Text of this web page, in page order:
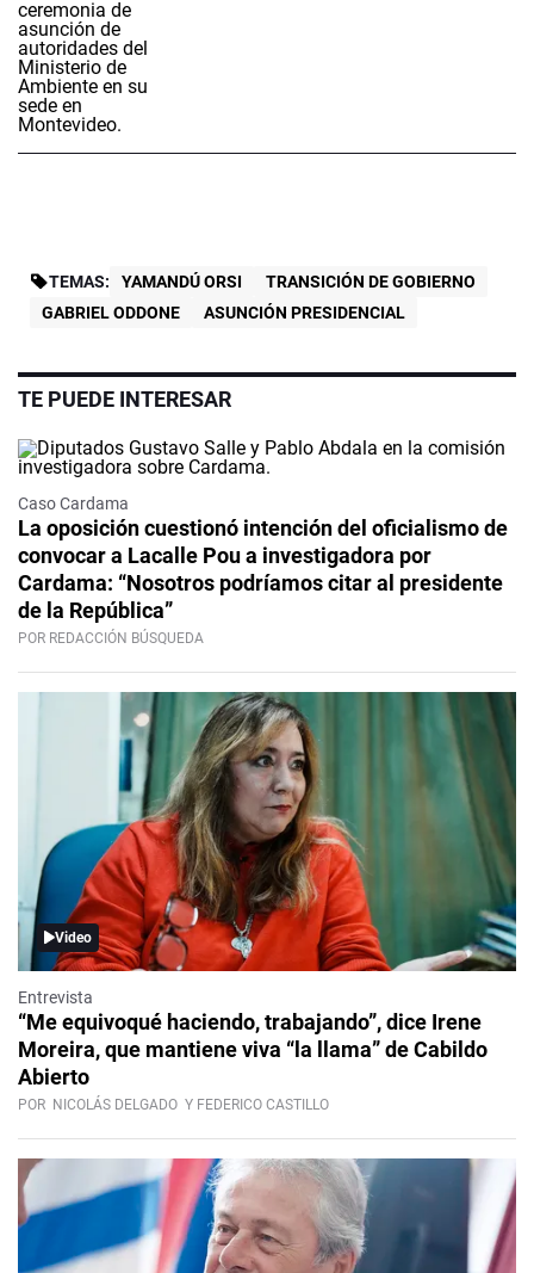
TEMAS: YAMANDÚ ORSI
TRANSICIÓN DE GOBIERNO
GABRIEL ODDONE
ASUNCIÓN PRESIDENCIAL
TE PUEDE INTERESAR
Caso Cardama
La oposición cuestionó intención del oficialismo de
convocar a Lacalle Pou a investigadora por
Cardama: “Nosotros podríamos citar al presidente
de la República”
POR REDACCIÓN BÚSQUEDA
Video
Entrevista
“Me equivoqué haciendo, trabajando”, dice Irene
Moreira, que mantiene viva “la llama” de Cabildo
Abierto
POR NICOLÁS DELGADO Y FEDERICO CASTILLO